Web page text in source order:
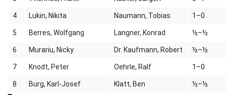
4 Lukin, Nikita Naumann, Tobias 1–0
5 Berres, Wolfgang Langner, Konrad ½–½
6 Murariu, Nicky Dr. Kaufmann, Robert ½–½
7 Knodt, Peter Oehrle, Ralf 1–0
8 Burg, Karl-Josef Klatt, Ben ½–½